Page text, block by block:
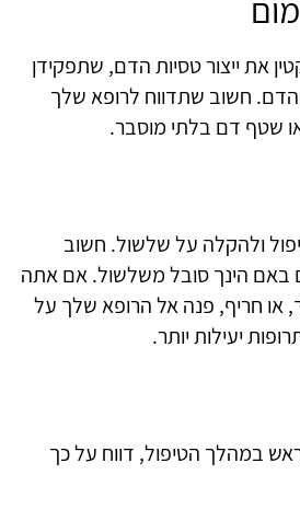
את ייצור טסיות הדם, שתפקידן
חשוב שתדווח לרופא שלך
שטף דם בלתי מוסבר.
ולהקלה על שלשול. חשוב
באם הינך סובל משלשול. אם אתה
חריף, פנה אל הרופא שלך על
יעילות יותר.
במהלך הטיפול, דווח על כך